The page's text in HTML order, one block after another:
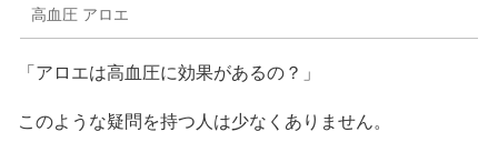
高血圧 アロエ
「アロエは高血圧に効果があるの？」
このような疑問を持つ人は少なくありません。